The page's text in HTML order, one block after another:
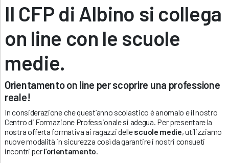
Il CFP di Albino si collega
on line con le scuole
medie.
Orientamento on line per scoprire una professione
reale!
In considerazione che quest’anno scolastico è anomalo e il nostro
Centro di Formazione Professionale si adegua. Per presentare la
nostra offerta formativa ai ragazzi dellescuole medie, utilizziamo
nuove modalità in sicurezza così da garantire i nostri consueti
incontri perl’orientamento